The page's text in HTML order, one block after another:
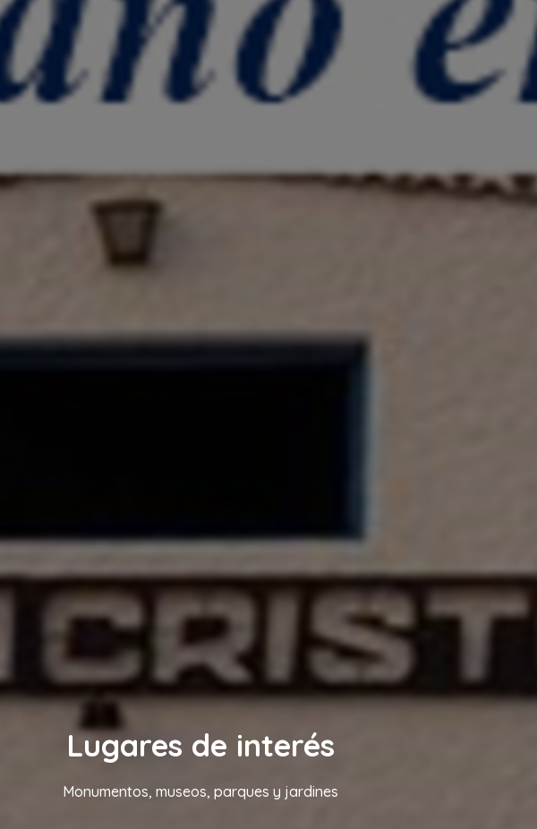
Lugares de interés
Monumentos, museos, parques y jardines